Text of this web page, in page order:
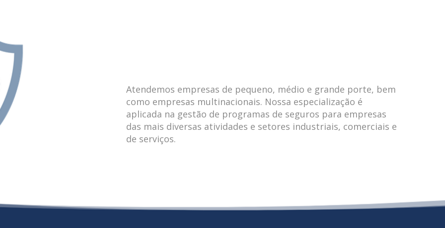
Atendemos empresas de pequeno, médio e grande porte, bem
como empresas multinacionais. Nossa especialização é
aplicada na gestão de programas de seguros para empresas
das mais diversas atividades e setores industriais, comerciais e
de serviços.